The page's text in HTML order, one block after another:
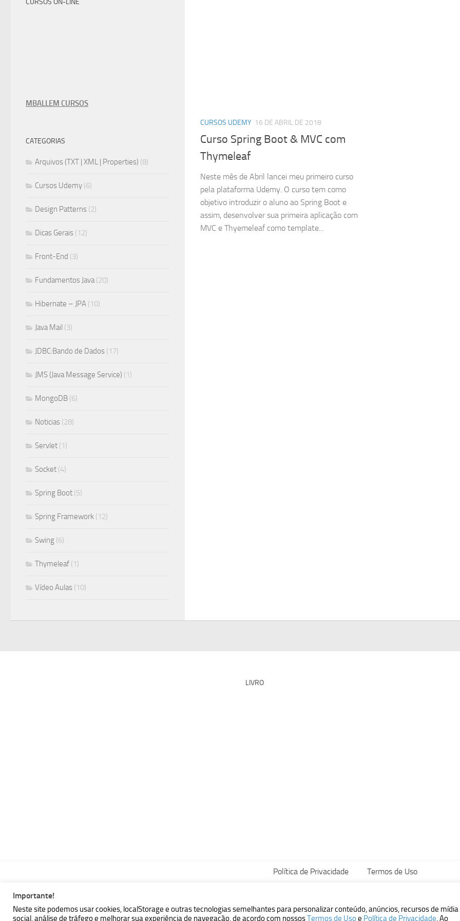
CURSOS UDEMY 16 DE ABRIL DE 2018
Curso Spring Boot & MVC com
Thymeleaf
Neste mês de Abril lancei meu primeiro curso
pela plataforma Udemy. O curso tem como
objetivo introduzir o aluno ao Spring Boot e
assim, desenvolver sua primeira aplicação com
MVC e Thyemeleaf como template...
CURSOS ON-LINE
MBALLEM CURSOS
CATEGORIAS
Arquivos (TXT | XML | Properties) (8)
Cursos Udemy (6)
Design Patterns (2)
Dicas Gerais (12)
Front-End (3)
Fundamentos Java(20)
Hibernate – JPA (10)
Java Mail (3)
JDBC:Bando de Dados (17)
JMS (Java Message Service) (1)
MongoDB (6)
Noticias (28)
Servlet (1)
Socket (4)
Spring Boot (5)
Spring Framework (12)
Swing (6)
Thymeleaf (1)
Vídeo Aulas (10)
LIVRO
Política de Privacidade Termos de Uso
MBallem | Programando com Java © 2026. Todos Direitos Reservados.
Powered by - Designed with theHueman theme
Importante!
Neste site podemos usar cookies, localStorage e outras tecnologias semelhantes para personalizar conteúdo, anúncios, recursos de mídia
social, análise de tráfego e melhorar sua experiência de navegação, de acordo com nossosTermos de Usoe Política de Privacidade. Ao